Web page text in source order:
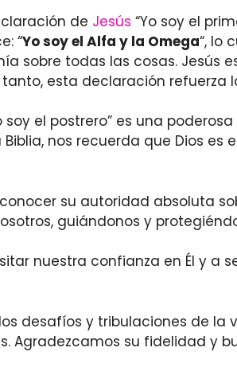
de Jesús “Yo soy el
“Yo soy el Alfa y la Omega“, lo
sobre todas las cosas. Jesús
esta declaración
soy el postrero” es una
nos recuerda que Dios es
su autoridad absoluta
guiándonos y
nuestra confianza en Él y a
desafíos y tribulaciones de la
Agradezcamos su fidelidad y